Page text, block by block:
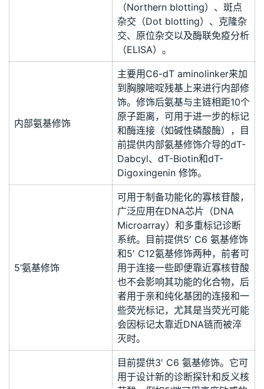
（Northern blotting）、斑点
杂交（Dot blotting）、克隆杂
交、原位杂交以及酶联免疫分析
（ELISA）。
内部氨基修饰
主要用C6-dT aminolinker来加
到胸腺嘧啶残基上来进行内部修
饰。修饰后氨基与主链相距10个
原子距离，可用于进一步的标记
和酶连接（如碱性磷酸酶），目
前提供内部氨基修饰介导的dT-
Dabcyl、dT-Biotin和dT-
Digoxingenin 修饰。
5’氨基修饰
可用于制备功能化的寡核苷酸，
广泛应用在DNA芯片（DNA
Microarray）和多重标记诊断
系统。目前提供5′ C6 氨基修饰
和5′ C12氨基修饰两种，前者可
用于连接一些即便靠近寡核苷酸
也不会影响其功能的化合物，后
者用于亲和纯化基团的连接和一
些荧光标记，尤其是当荧光可能
会因标记太靠近DNA链而被淬
灭时。
目前提供3′ C6 氨基修饰。它可
用于设计新的诊断探针和反义核